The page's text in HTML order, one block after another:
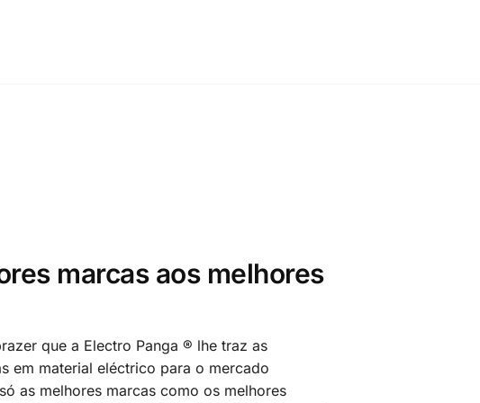
marcas aos melhores
que a Electro Panga ® lhe traz as
em material eléctrico para o mercado
as melhores marcas como os melhores